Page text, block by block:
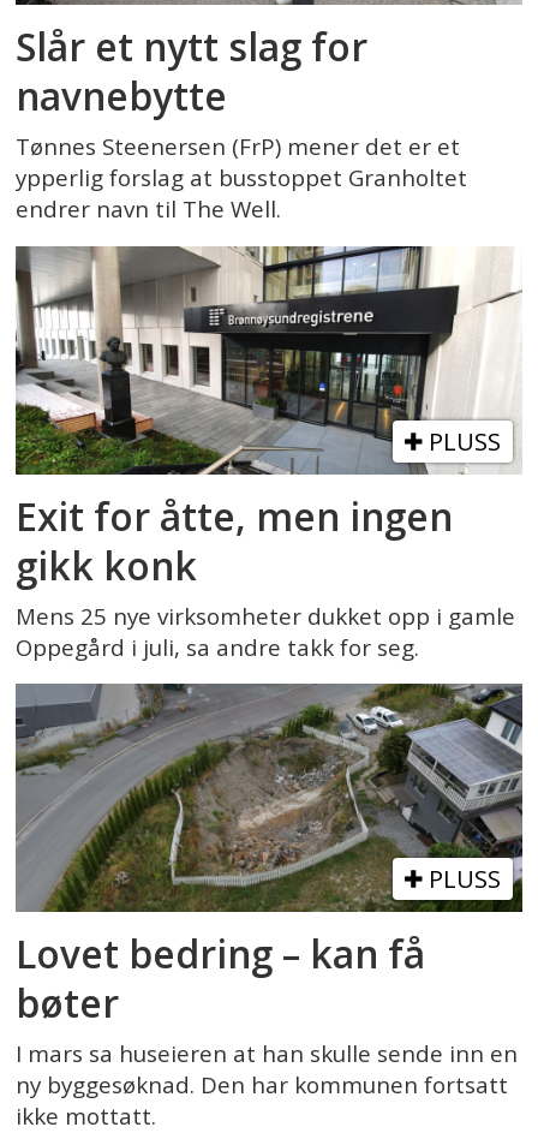
Slår et nytt slag for
navnebytte
Tønnes Steenersen (FrP) mener det er et
ypperlig forslag at busstoppet Granholtet
endrer navn til The Well.
PLUSS
Exit for åtte, men ingen
gikk konk
Mens 25 nye virksomheter dukket opp i gamle
Oppegård i juli, sa andre takk for seg.
PLUSS
Lovet bedring – kan få
bøter
I mars sa huseieren at han skulle sende inn en
ny byggesøknad. Den har kommunen fortsatt
ikke mottatt.